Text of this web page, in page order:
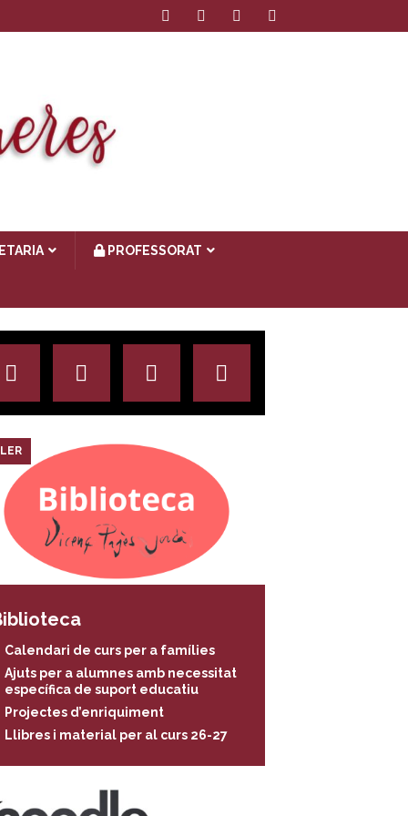
PROFESSORAT
Calendari de curs per a famílies
Ajuts per a alumnes amb necessitat
específica de suport educatiu
Projectes d’enriquiment
Llibres i material per al curs 26-27